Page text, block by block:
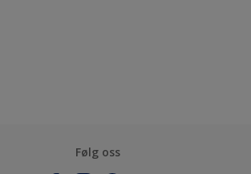
Følg oss